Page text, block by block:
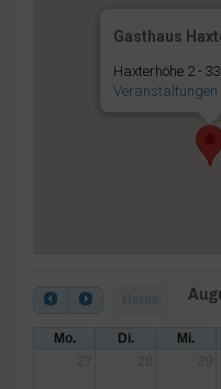
Gasthaus
Haxterhöhe 2 -
Veranstaltungen
Mo. Di. Mi.